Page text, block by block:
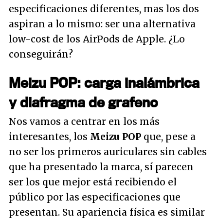
especificaciones diferentes, mas los dos
aspiran a lo mismo: ser una alternativa
low-cost de los AirPods de Apple. ¿Lo
conseguirán?
Meizu POP: carga inalámbrica
y diafragma de grafeno
Nos vamos a centrar en los más
interesantes, los Meizu POP que, pese a
no ser los primeros auriculares sin cables
que ha presentado la marca, sí parecen
ser los que mejor está recibiendo el
público por las especificaciones que
presentan. Su apariencia física es similar